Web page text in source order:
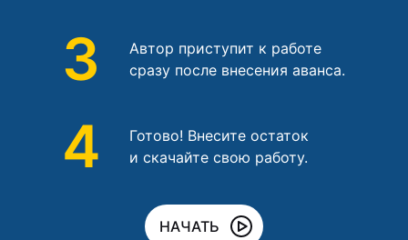
3
Автор приступит к работе
сразу после внесения аванса.
4
Готово! Внесите остаток
и скачайте свою работу.
НАЧАТЬ